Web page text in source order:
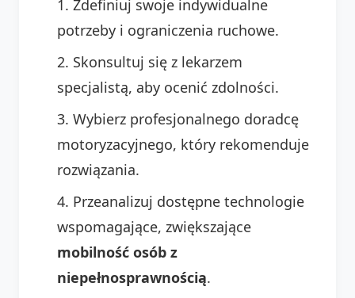
Zdefiniuj swoje indywidualne
potrzeby i ograniczenia ruchowe.
Skonsultuj się z lekarzem
specjalistą, aby ocenić zdolności.
Wybierz profesjonalnego doradcę
motoryzacyjnego, który rekomenduje
rozwiązania.
Przeanalizuj dostępne technologie
wspomagające, zwiększające
mobilność osób z
niepełnosprawnością.